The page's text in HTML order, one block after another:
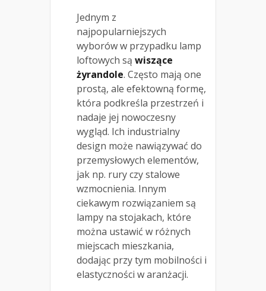
Jednym z
najpopularniejszych
wyborów w przypadku lamp
loftowych są wiszące
żyrandole. Często mają one
prostą, ale efektowną formę,
która podkreśla przestrzeń i
nadaje jej nowoczesny
wygląd. Ich industrialny
design może nawiązywać do
przemysłowych elementów,
jak np. rury czy stalowe
wzmocnienia. Innym
ciekawym rozwiązaniem są
lampy na stojakach, które
można ustawić w różnych
miejscach mieszkania,
dodając przy tym mobilności i
elastyczności w aranżacji.